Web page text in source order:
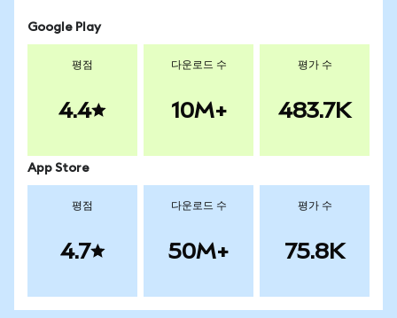
Google Play
평점
4.4
다운로드 수
10M+
평가 수
483.7K
App Store
평점
4.7
다운로드 수
50M+
평가 수
75.8K